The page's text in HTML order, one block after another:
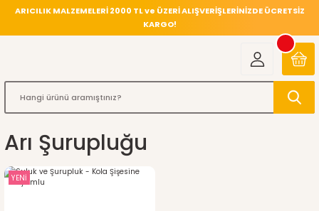
ARICILIK MALZEMELERİ 2000 TL ve ÜZERİ ALIŞVERİŞLERİNİZDE ÜCRETSİZ
KARGO!
Arı Şurupluğu
YENİ